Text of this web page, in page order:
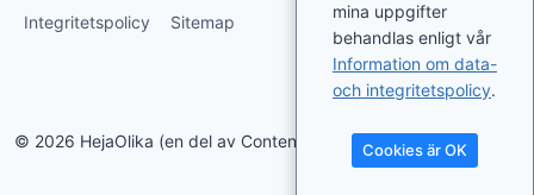
Integritetspolicy Sitemap
© 2026 HejaOlika (en del av Contentverkstan.se)
mina uppgifter
behandlas enligt vår
Information om data-
och integritetspolicy.
Cookies är OK